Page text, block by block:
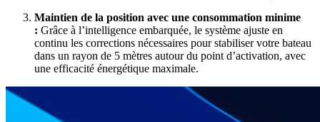
Maintien de la position avec une consommation minime
: Grâce à l’intelligence embarquée, le système ajuste en
continu les corrections nécessaires pourstabiliservotre bateau
dans un rayon de 5 mètres autour du point d’activation, avec
une efficacité énergétique maximale.